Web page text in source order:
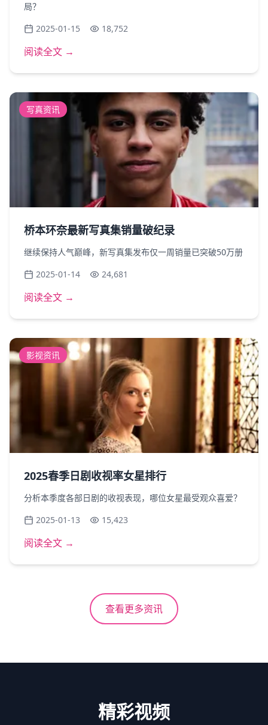
局？
2025-01-15
18,752
阅读全文 →
写真资讯
桥本环奈最新写真集销量破纪录
继续保持人气巅峰，新写真集发布仅一周销量已突破50万册
2025-01-14
24,681
阅读全文 →
影视资讯
2025春季日剧收视率女星排行
分析本季度各部日剧的收视表现，哪位女星最受观众喜爱？
2025-01-13
15,423
阅读全文 →
查看更多资讯
精彩视频